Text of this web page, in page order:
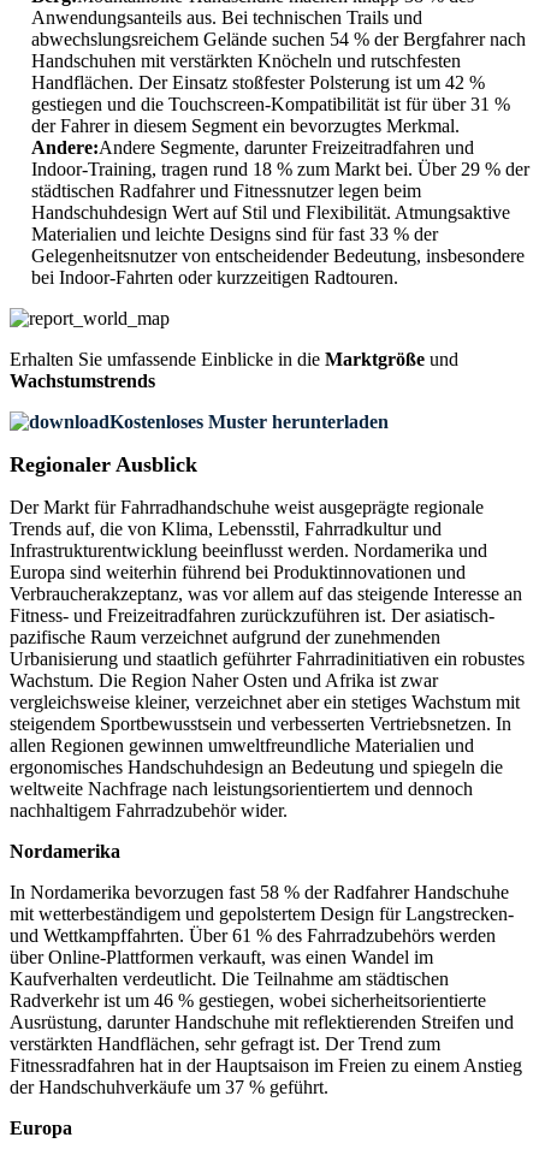
Anwendungsanteils aus. Bei technischen Trails und
abwechslungsreichem Gelände suchen 54 % der Bergfahrer nach
Handschuhen mit verstärkten Knöcheln und rutschfesten
Handflächen. Der Einsatz stoßfester Polsterung ist um 42 %
gestiegen und die Touchscreen-Kompatibilität ist für über 31 %
der Fahrer in diesem Segment ein bevorzugtes Merkmal.
Andere:Andere Segmente, darunter Freizeitradfahren und
Indoor-Training, tragen rund 18 % zum Markt bei. Über 29 % der
städtischen Radfahrer und Fitnessnutzer legen beim
Handschuhdesign Wert auf Stil und Flexibilität. Atmungsaktive
Materialien und leichte Designs sind für fast 33 % der
Gelegenheitsnutzer von entscheidender Bedeutung, insbesondere
bei Indoor-Fahrten oder kurzzeitigen Radtouren.
Erhalten Sie umfassende Einblicke in die Marktgröße und
Wachstumstrends
Kostenloses Muster herunterladen
Regionaler Ausblick
Der Markt für Fahrradhandschuhe weist ausgeprägte regionale
Trends auf, die von Klima, Lebensstil, Fahrradkultur und
Infrastrukturentwicklung beeinflusst werden. Nordamerika und
Europa sind weiterhin führend bei Produktinnovationen und
Verbraucherakzeptanz, was vor allem auf das steigende Interesse an
Fitness- und Freizeitradfahren zurückzuführen ist. Der asiatisch-
pazifische Raum verzeichnet aufgrund der zunehmenden
Urbanisierung und staatlich geführter Fahrradinitiativen ein robustes
Wachstum. Die Region Naher Osten und Afrika ist zwar
vergleichsweise kleiner, verzeichnet aber ein stetiges Wachstum mit
steigendem Sportbewusstsein und verbesserten Vertriebsnetzen. In
allen Regionen gewinnen umweltfreundliche Materialien und
ergonomisches Handschuhdesign an Bedeutung und spiegeln die
weltweite Nachfrage nach leistungsorientiertem und dennoch
nachhaltigem Fahrradzubehör wider.
Nordamerika
In Nordamerika bevorzugen fast 58 % der Radfahrer Handschuhe
mit wetterbeständigem und gepolstertem Design für Langstrecken-
und Wettkampffahrten. Über 61 % des Fahrradzubehörs werden
über Online-Plattformen verkauft, was einen Wandel im
Kaufverhalten verdeutlicht. Die Teilnahme am städtischen
Radverkehr ist um 46 % gestiegen, wobei sicherheitsorientierte
Ausrüstung, darunter Handschuhe mit reflektierenden Streifen und
verstärkten Handflächen, sehr gefragt ist. Der Trend zum
Fitnessradfahren hat in der Hauptsaison im Freien zu einem Anstieg
der Handschuhverkäufe um 37 % geführt.
Europa